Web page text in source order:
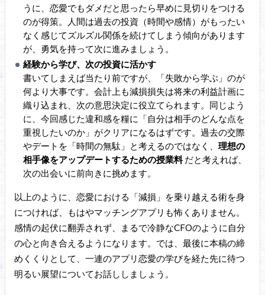
うに、恋愛でもダメだと思ったら早めに見切りをつける
のが得策。人間は過去の投資（時間や感情）がもったい
なく感じてズルズル関係を続けてしまう傾向があります
が、勇気を持って次に進みましょう。
経験から学び、次の投資に活かす
書いてしまえば当たり前ですが、「失敗から学ぶ」のが
何より大事です。会計上も減損損失は将来の利益計画に
織り込まれ、次の意思決定に役立てられます。同じよう
に、今回感じた違和感を糧に「自分は相手のどんな点を
重視したいのか」がクリアになるはずです。過去の交際
やデートを「時間の無駄」と考えるのではなく、理想の
相手像をアップデートするための授業料だと考えれば、
次の出会いに前向きに挑めます。
以上のように、恋愛における「減損」を乗り越える術を身
につければ、もはやマッチングアプリも怖くありません。
感情の起伏に翻弄されず、まるで冷静なCFOのように自分
の心と向き合えるようになります。では、最後に本稿の締
めくくりとして、一連のアプリ恋愛の学びを経た先に待つ
明るい展望についてお話ししましょう。